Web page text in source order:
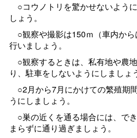
○コウノトリを驚かせないよう
しょう。
○観察や撮影は150ｍ（車内か
行いましょう。
○観察するときは、私有地や農
り、駐車をしないようにしましょ
○2月から7月にかけての繁殖期
うにしましょう。
○巣の近くを通る場合には、で
まらずに通り過ぎましょう。